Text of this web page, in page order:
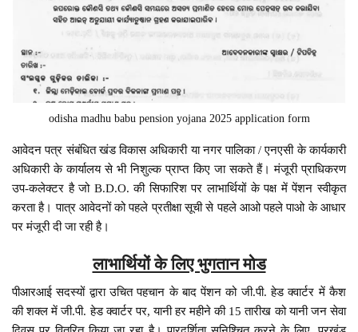
odisha madhu babu pension yojana 2025 application form
आवेदन पत्र संबंधित खंड विकास अधिकारी या नगर पालिका / एनएसी के कार्यकारी
अधिकारी के कार्यालय से भी निशुल्क प्राप्त किए जा सकते हैं। मंजूरी प्राधिकरण
उप-कलेक्टर है जो B.D.O. की सिफारिश पर लाभार्थियों के पक्ष में पेंशन स्वीकृत
करता है। पात्र आवेदनों को पहले प्रतीक्षा सूची से पहले आओ पहले पाओ के आधार
पर मंजूरी दी जा रही है।
लाभार्थियों के लिए भुगतान मोड
पीआरआई सदस्यों द्वारा उचित पहचान के बाद पेंशन को जी.पी. हेड क्वार्टर में कैश
की शक्ल में जी.पी. हेड क्वार्टर पर, यानी हर महीने की 15 तारीख को यानी जन सेवा